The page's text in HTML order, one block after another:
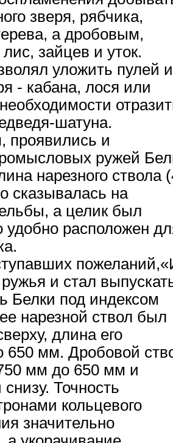
зверя, рябчика,
а дробовым,
зайцев и уток.
уложить пулей
- кабана, лося или
шатуна.
проявились и
ружей
нарезного ствола
сказывалась на
а целик был
удобно расположен
и стал
Белки под индексом
нарезной ствол был
длина его
650 мм. Дробовой
мм до 650 мм и
Точность
кольцевого
значительно